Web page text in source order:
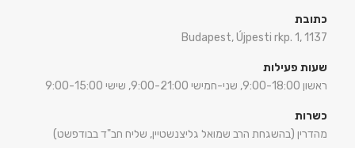
כתובת
Budapest, Újpesti rkp. 1, 1137
שעות פעילות
ראשון 9:00-18:00, שני-חמישי 9:00-21:00, שישי 9:00-15:00
כשרות
מהדרין (בהשגחת הרב שמואל גליצנשטיין, שליח חב"ד בבודפשט)